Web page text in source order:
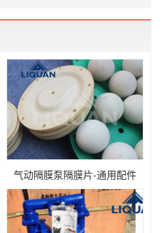
气动隔膜泵隔膜片-通用配件